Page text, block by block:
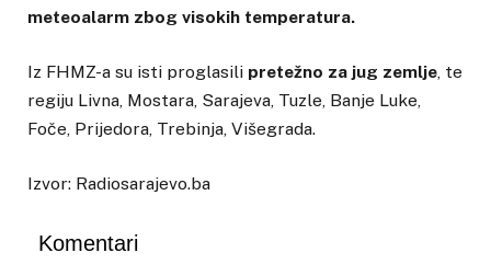
meteoalarm zbog visokih temperatura.
Iz FHMZ-a su isti proglasili pretežno za jug zemlje, te
regiju Livna, Mostara, Sarajeva, Tuzle, Banje Luke,
Foče, Prijedora, Trebinja, Višegrada.
Izvor: Radiosarajevo.ba
Komentari